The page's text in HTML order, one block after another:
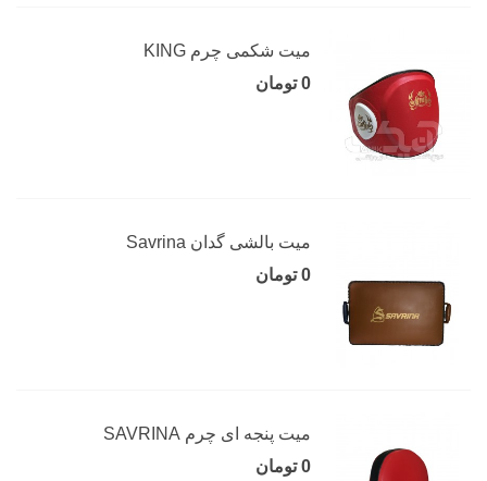
میت شکمی چرم KING
0 تومان
میت بالشی گدان Savrina
0 تومان
میت پنجه ای چرم SAVRINA
0 تومان